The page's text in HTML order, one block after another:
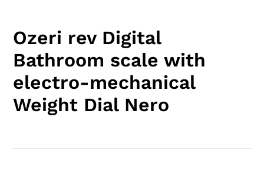
nel
carrello
Ozeri rev Digital
Bathroom scale with
electro-mechanical
Weight Dial Nero